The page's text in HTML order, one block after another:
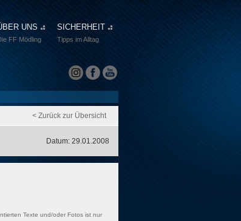
UNS
FF Mödling
SICHERHEIT
Tipps im Alltag
< Zurück zur Übersicht
Datum: 29.01.2008
Texte und/oder Fotos ist nur